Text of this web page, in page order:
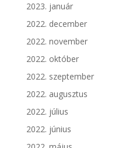
2023. január
2022. december
2022. november
2022. október
2022. szeptember
2022. augusztus
2022. július
2022. június